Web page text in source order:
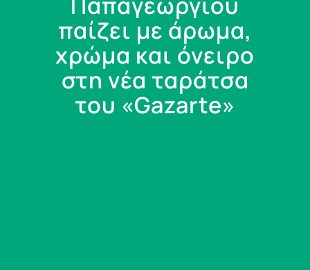
παίζει με άρωμα,
χρώμα και όνειρο
στη νέα ταράτσα
του «Gazarte»